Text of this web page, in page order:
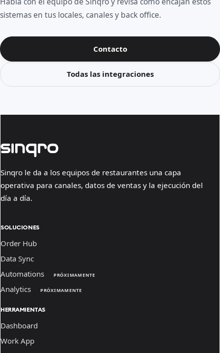
sistemas en tus locales, canales y back office.
Contacto
Todas las integraciones
Sinqro le da a los equipos de restaurantes una capa
operativa para canales, datos de ventas y la ejecución del
día a día.
SOLUCIONES
Order Hub
Data Sync
Automations
PRÓXIMAMENTE
Analytics PRÓXIMAMENTE
HERRAMIENTAS
Dashboard
Work App